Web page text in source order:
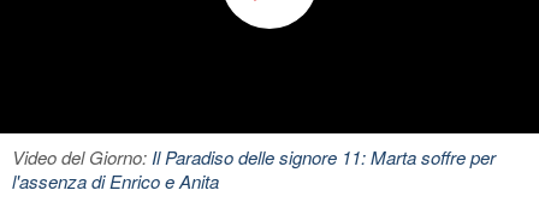
Video del Giorno:Il Paradiso delle signore 11: Marta soffre per
l'assenza di Enrico e Anita